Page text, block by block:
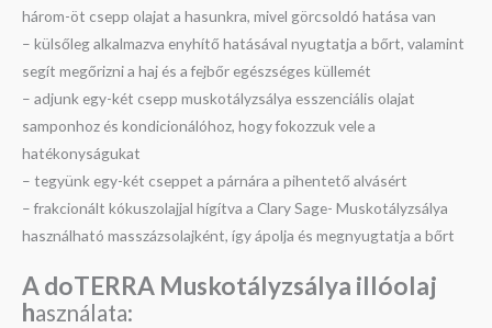
három-öt csepp olajat a hasunkra, mivel görcsoldó hatása van
– külsőleg alkalmazva enyhítő hatásával nyugtatja a bőrt, valamint
segít megőrizni a haj és a fejbőr egészséges küllemét
– adjunk egy-két csepp muskotályzsálya esszenciális olajat
samponhoz és kondicionálóhoz, hogy fokozzuk vele a
hatékonyságukat
– tegyünk egy-két cseppet a párnára a pihentető alvásért
– frakcionált kókuszolajjal hígítva a Clary Sage- Muskotályzsálya
használható masszázsolajként, így ápolja és megnyugtatja a bőrt
A doTERRA Muskotályzsálya illóolaj
használata: